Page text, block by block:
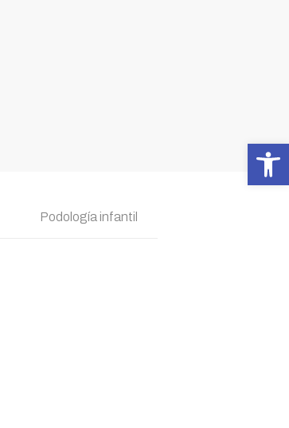
Abrir
Podología infantil